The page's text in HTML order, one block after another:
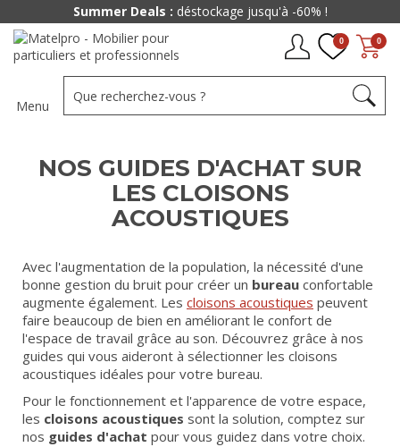
0
0
Menu
NOS GUIDES D'ACHAT SUR
LES CLOISONS
ACOUSTIQUES
Avec l'augmentation de la population, la nécessité d'une
bonne gestion du bruit pour créer un bureau confortable
augmente également. Les cloisons acoustiques peuvent
faire beaucoup de bien en améliorant le confort de
l'espace de travail grâce au son. Découvrez grâce à nos
guides qui vous aideront à sélectionner les cloisons
acoustiques idéales pour votre bureau.
Pour le fonctionnement et l'apparence de votre espace,
les cloisons acoustiques sont la solution, comptez sur
nos guides d'achat pour vous guidez dans votre choix.
Summer Deals : déstockage jusqu'à -60% !